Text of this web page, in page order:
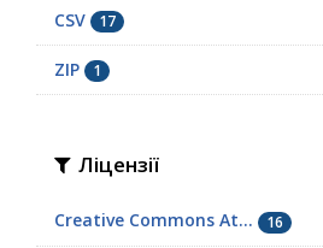
CSV 17
ZIP 1
Ліцензії
Creative Commons At... 16